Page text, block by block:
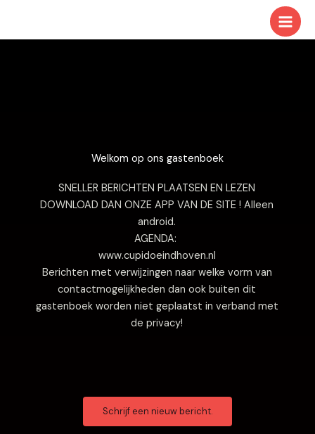
de
Welkom op ons gastenboek
SNELLER BERICHTEN PLAATSEN EN LEZEN
DOWNLOAD DAN ONZE APP VAN DE SITE ! Alleen
android.
AGENDA:
www.cupidoeindhoven.nl
Berichten met verwijzingen naar welke vorm van
contactmogelijkheden dan ook buiten dit
gastenboek worden niet geplaatst in verband met
de privacy!